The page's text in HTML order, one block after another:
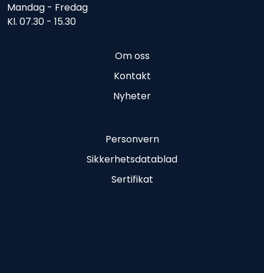
Mandag - Fredag
Kl. 07.30 - 15.30
Om oss
Kontakt
Nyheter
Personvern
Sikkerhetsdatablad
Sertifikat